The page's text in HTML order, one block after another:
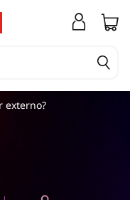
externo?